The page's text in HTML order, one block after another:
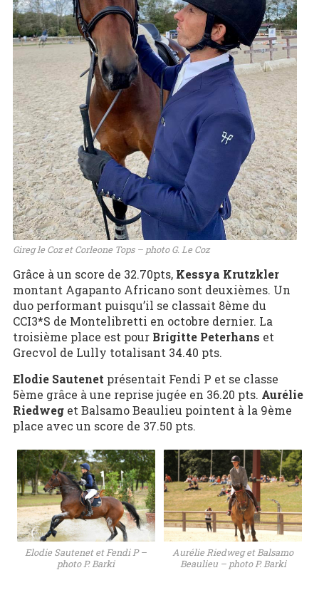
Gireg le Coz et Corleone Tops – photo G. Le Coz
Grâce à un score de 32.70pts, Kessya Krutzkler
montant Agapanto Africano sont deuxièmes. Un
duo performant puisqu’il se classait 8ème du
CCI3*S de Montelibretti en octobre dernier. La
troisième place est pour Brigitte Peterhans et
Grecvol de Lully totalisant 34.40 pts.
Elodie Sautenet présentait Fendi P et se classe
5ème grâce à une reprise jugée en 36.20 pts. Aurélie
Riedweget Balsamo Beaulieu pointent à la 9ème
place avec un score de 37.50 pts.
Elodie Sautenet et Fendi P –
photo P. Barki
Aurélie Riedweg et Balsamo
Beaulieu – photo P. Barki